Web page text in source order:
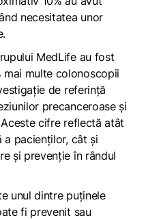
necesitatea unor
MedLife au fost
multe colonoscopii
de referință
precanceroase și
cifre reflectă atât
a pacienților, cât și
și prevenție în rândul
unul dintre puținele
fi prevenit sau